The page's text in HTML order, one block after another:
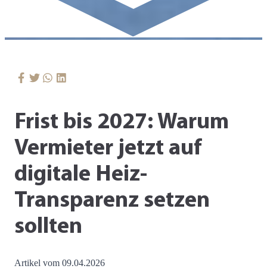
Frist bis 2027: Warum
Vermieter jetzt auf
digitale Heiz-
Transparenz setzen
sollten
Artikel vom 09.04.2026